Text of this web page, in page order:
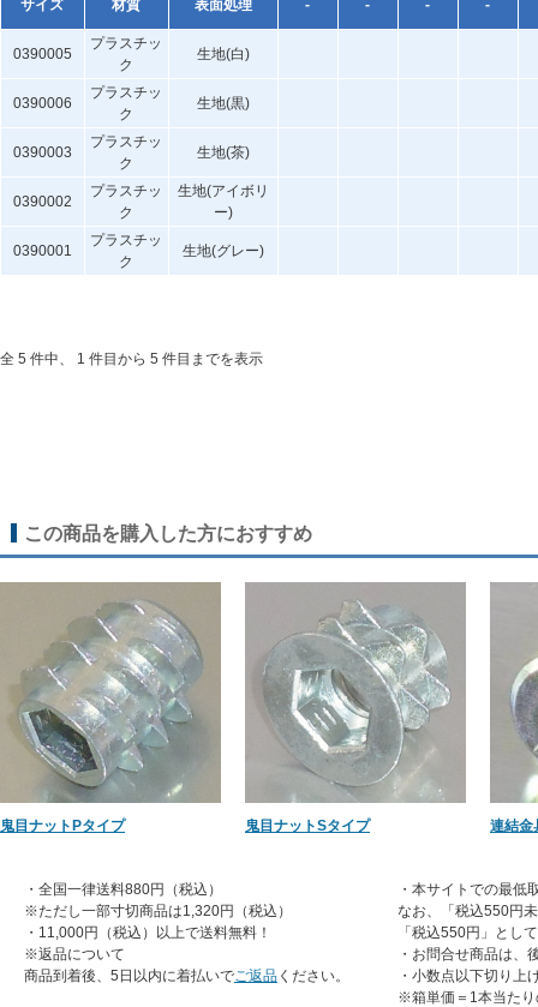
サイズ 材質 表面処理 - - - -
0390005
プラスチッ
ク
生地(白)
0390006
プラスチッ
ク
生地(黒)
0390003
プラスチッ
ク
生地(茶)
0390002
プラスチッ
ク
生地(アイボリ
ー)
0390001
プラスチッ
ク
生地(グレー)
全 5 件中、 1 件目から 5 件目までを表示
この商品を購入した方におすすめ
鬼目ナットPタイプ 鬼目ナットSタイプ 連結金
・全国一律送料880円（税込）
※ただし一部寸切商品は1,320円（税込）
・11,000円（税込）以上で送料無料！
※返品について
商品到着後、5日以内に着払いでご返品 ください。
・本サイトでの最低
なお、「税込550円
「税込550円」とし
・お問合せ商品は、
・小数点以下切り上
※箱単価＝1本当たり